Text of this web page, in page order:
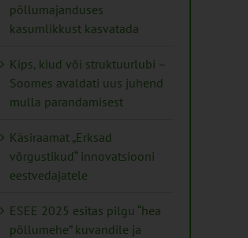
põllumajanduses
kasumlikkust kasvatada
Kips, kiud või struktuurlubi –
Soomes avaldati uus juhend
mulla parandamisest
Käsiraamat „Erksad
võrgustikud“ innovatsiooni
eestvedajatele
ESEE 2025 esitas pilgu “hea
põllumehe” kuvandile ja